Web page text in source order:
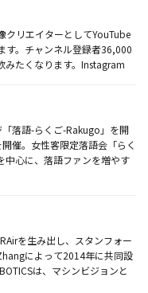
クリエイターとしてYouTube
す。チャンネル登録者36,000
みたくなります。Instagram
落語-らくご-Rakugo」を開
催。女性客限定落語会「らく
中心に、落語ファンを増やす
を生み出し、スタンフォー
によって2014年に共同設
は、マシンビジョンと